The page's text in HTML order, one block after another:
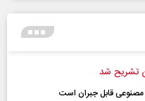
تشریح شد
مصنوعی قابل جبران است